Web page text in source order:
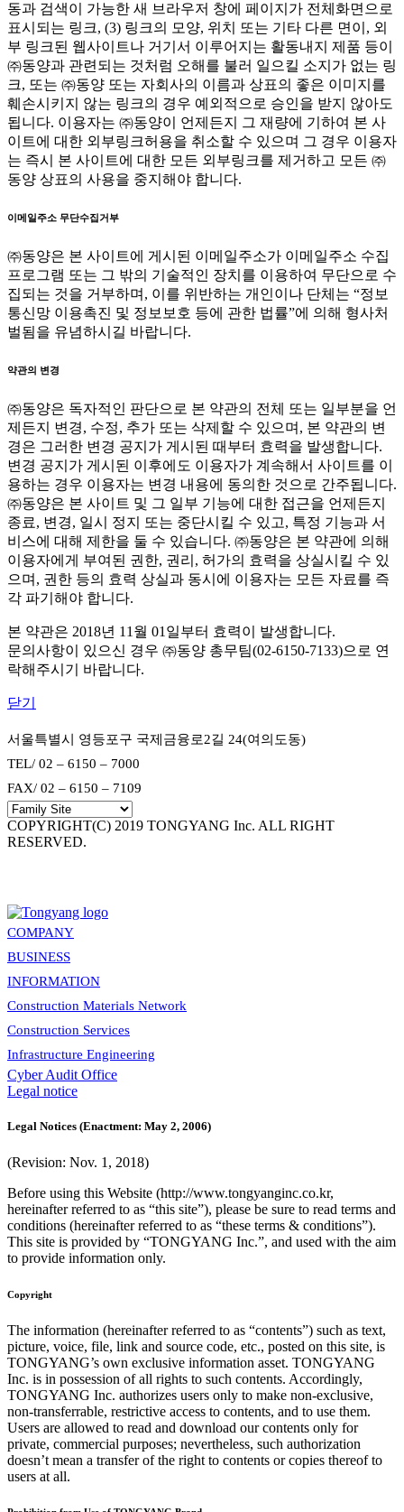
동과 검색이 가능한 새 브라우저 창에 페이지가 전체화면으로
표시되는 링크, (3) 링크의 모양, 위치 또는 기타 다른 면이, 외
부 링크된 웹사이트나 거기서 이루어지는 활동내지 제품 등이
㈜동양과 관련되는 것처럼 오해를 불러 일으킬 소지가 없는 링
크, 또는 ㈜동양 또는 자회사의 이름과 상표의 좋은 이미지를
훼손시키지 않는 링크의 경우 예외적으로 승인을 받지 않아도
됩니다. 이용자는 ㈜동양이 언제든지 그 재량에 기하여 본 사
이트에 대한 외부링크허용을 취소할 수 있으며 그 경우 이용자
는 즉시 본 사이트에 대한 모든 외부링크를 제거하고 모든 ㈜
동양 상표의 사용을 중지해야 합니다.
이메일주소 무단수집거부
㈜동양은 본 사이트에 게시된 이메일주소가 이메일주소 수집
프로그램 또는 그 밖의 기술적인 장치를 이용하여 무단으로 수
집되는 것을 거부하며, 이를 위반하는 개인이나 단체는 “정보
통신망 이용촉진 및 정보보호 등에 관한 법률”에 의해 형사처
벌됨을 유념하시길 바랍니다.
약관의 변경
㈜동양은 독자적인 판단으로 본 약관의 전체 또는 일부분을 언
제든지 변경, 수정, 추가 또는 삭제할 수 있으며, 본 약관의 변
경은 그러한 변경 공지가 게시된 때부터 효력을 발생합니다.
변경 공지가 게시된 이후에도 이용자가 계속해서 사이트를 이
용하는 경우 이용자는 변경 내용에 동의한 것으로 간주됩니다.
㈜동양은 본 사이트 및 그 일부 기능에 대한 접근을 언제든지
종료, 변경, 일시 정지 또는 중단시킬 수 있고, 특정 기능과 서
비스에 대해 제한을 둘 수 있습니다. ㈜동양은 본 약관에 의해
이용자에게 부여된 권한, 권리, 허가의 효력을 상실시킬 수 있
으며, 권한 등의 효력 상실과 동시에 이용자는 모든 자료를 즉
각 파기해야 합니다.
본 약관은 2018년 11월 01일부터 효력이 발생합니다.
문의사항이 있으신 경우 ㈜동양 총무팀(02-6150-7133)으로 연
락해주시기 바랍니다.
닫기
서울특별시 영등포구 국제금융로2길 24(여의도동)
TEL/ 02 – 6150 – 7000
FAX/ 02 – 6150 – 7109
COPYRIGHT(C) 2019 TONGYANG Inc. ALL RIGHT
RESERVED.
COMPANY
BUSINESS
INFORMATION
Construction Materials Network
Construction Services
Infrastructure Engineering
Cyber Audit Office
Legal notice
Legal Notices (Enactment: May 2, 2006)
(Revision: Nov. 1, 2018)
Before using this Website (http://www.tongyanginc.co.kr,
hereinafter referred to as “this site”), please be sure to read terms and
conditions (hereinafter referred to as “these terms & conditions”).
This site is provided by “TONGYANG Inc.”, and used with the aim
to provide information only.
Copyright
The information (hereinafter referred to as “contents”) such as text,
picture, voice, file, link and source code, etc., posted on this site, is
TONGYANG’s own exclusive information asset. TONGYANG
Inc. is in possession of all rights to such contents. Accordingly,
TONGYANG Inc. authorizes users only to make non-exclusive,
non-transferrable, restrictive access to contents, and to use them.
Users are allowed to read and download our contents only for
private, commercial purposes; nevertheless, such authorization
doesn’t mean a transfer of the right to contents or copies thereof to
users at all.